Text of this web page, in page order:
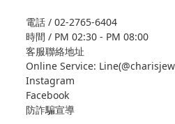
電話 / 02-2765-6404
時間 / PM 02:30 - PM 08:00
客服聯絡地址
Online Service:
Instagram
Facebook
防詐騙宣導